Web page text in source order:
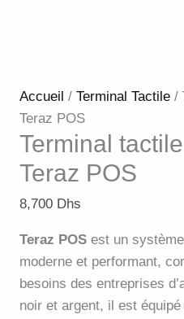
Accueil / Terminal Tactile /
Teraz POS
Terminal
Teraz POS
8,700 Dhs
Teraz POS est un
moderne et performant,
besoins des entreprises
noir et argent, il est